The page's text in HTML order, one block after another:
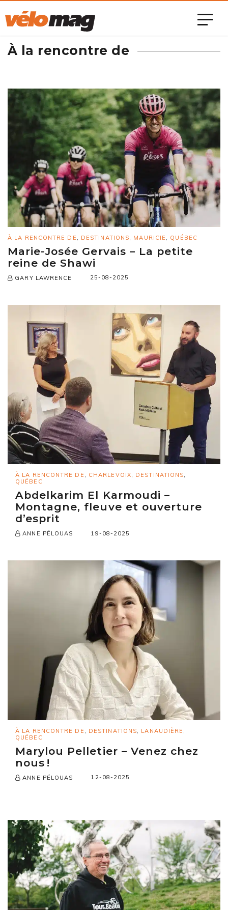
À la rencontre de
À LA RENCONTRE DE DESTINATIONS MAURICIE QUÉBEC
Marie-Josée Gervais – La petite
reine de Shawi
GARY LAWRENCE 25-08-2025
À LA RENCONTRE DE , CHARLEVOIX, DESTINATIONS,
QUÉBEC
Abdelkarim El Karmoudi –
Montagne, fleuve et ouverture
d’esprit
ANNE PÉLOUAS 19-08-2025
À LA RENCONTRE DE DESTINATIONS LANAUDIÈRE
QUÉBEC
Marylou Pelletier – Venez chez
nous !
ANNE PÉLOUAS 12-08-2025